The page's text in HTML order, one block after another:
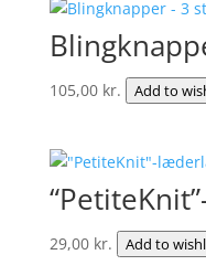
105,00 kr. Add to
29,00 kr. Add to